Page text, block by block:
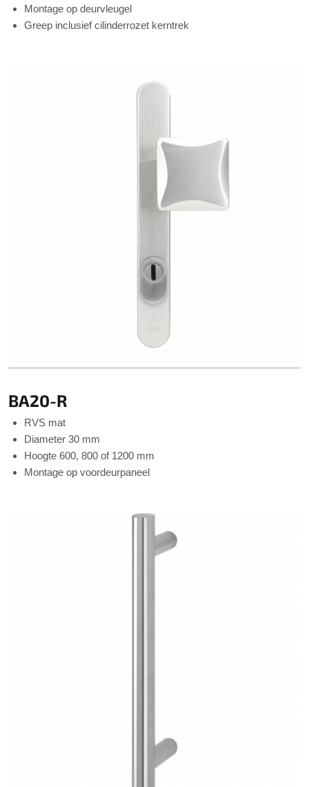
Montage op deurvleugel
Greep inclusief cilinderrozet kerntrek
BA20-R
RVS mat
Diameter 30 mm
Hoogte 600, 800 of 1200 mm
Montage op voordeurpaneel